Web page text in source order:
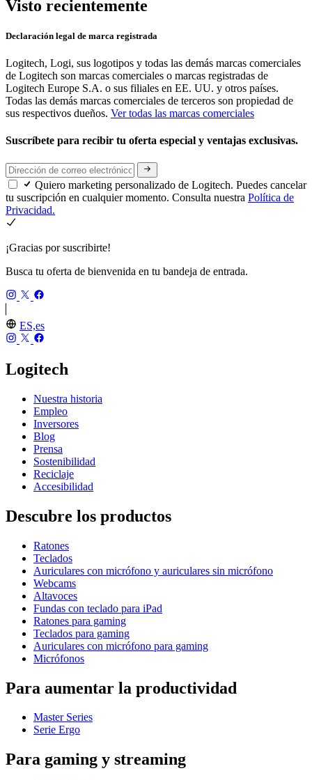
Visto recientemente
Declaración legal de marca registrada
Logitech, Logi, sus logotipos y todas las demás marcas comerciales
de Logitech son marcas comerciales o marcas registradas de
Logitech Europe S.A. o sus filiales en EE. UU. y otros países.
Todas las demás marcas comerciales de terceros son propiedad de
sus respectivos dueños. Ver todas las marcas comerciales
Suscríbete para recibir tu oferta especial y ventajas exclusivas.
Quiero marketing personalizado de Logitech. Puedes cancelar
tu suscripción en cualquier momento. Consulta nuestra Política de
Privacidad.
¡Gracias por suscribirte!
Busca tu oferta de bienvenida en tu bandeja de entrada.
ES,es
Logitech
Nuestra historia
Empleo
Inversores
Blog
Prensa
Sostenibilidad
Reciclaje
Accesibilidad
Descubre los productos
Ratones
Teclados
Auriculares con micrófono y auriculares sin micrófono
Webcams
Altavoces
Fundas con teclado para iPad
Ratones para gaming
Teclados para gaming
Auriculares con micrófono para gaming
Micrófonos
Para aumentar la productividad
Master Series
Serie Ergo
Para gaming y streaming